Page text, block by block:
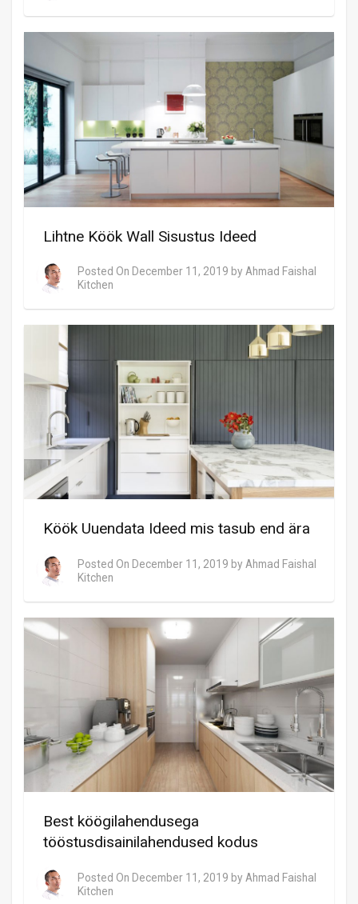
Lihtne Köök Wall Sisustus Ideed
Posted On December 11, 2019 by Ahmad Faishal
Kitchen
Köök Uuendata Ideed mis tasub end ära
Posted On December 11, 2019 by Ahmad Faishal
Kitchen
Best köögilahendusega
tööstusdisainilahendused kodus
Posted On December 11, 2019 by Ahmad Faishal
Kitchen